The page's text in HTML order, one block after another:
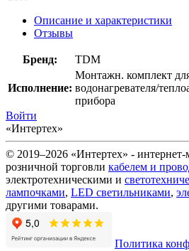
Описание и характеристики
Отзывы
Бренд: TDM
Исполнение:
Монтажн. комплект
водонагревателя/
прибора
Войти
«Интертех»
© 2019–2026 «Интертех» - интернет-
розничной торговли кабелем и
электротехническими и
лампочками, LED светильниками,
другими товарами.
Политика